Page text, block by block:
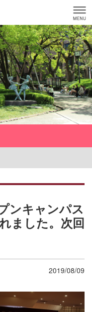
ンキャンパス
ました。次回
2019/08/09